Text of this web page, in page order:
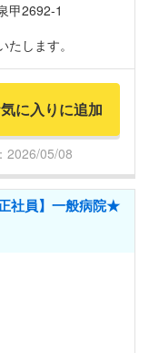
甲2692-1
します。
に入りに追加
2026/05/08
社員】一般病院★